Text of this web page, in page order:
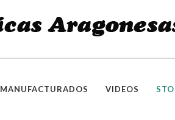
MANUFACTURADOS VIDEOS